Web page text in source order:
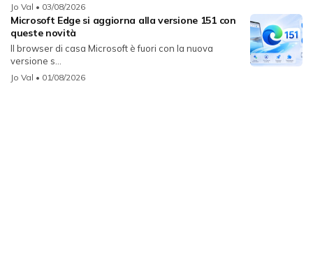
Jo Val • 03/08/2026
Microsoft Edge si aggiorna alla versione 151 con
queste novità
Il browser di casa Microsoft è fuori con la nuova
versione s...
Jo Val • 01/08/2026